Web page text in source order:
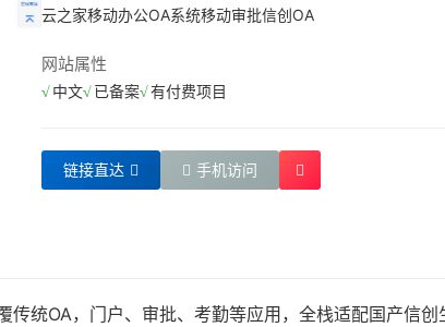
云之家移动办公OA系统移动审批信创OA
网站属性
中文 已备案 有付费项目
链接直达 手机访问
统OA，门户、审批、考勤等应用，全栈适配国产信